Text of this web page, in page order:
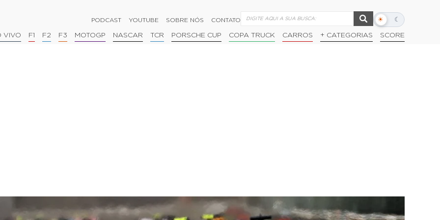
PODCAST YOUTUBE SOBRE NÓS CONTATO ☀ ☾
Alternar
escuro
VIVO F1 F2 F3 MOTOGP NASCAR TCR PORSCHE CUP COPA TRUCK CARROS + CATEGORIAS SCORE